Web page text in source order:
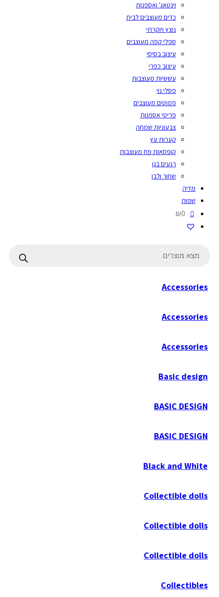
וינטאג' ואספנות
כדים מעוצבים לבית
נוצץ ויוקרתי
ספלי קפה מעוצבים
עיצוב בסיסי
עיצוב כפרי
עששיות מעוצבות
פסלי נוי
פמוטים מעוצבים
פריטי אספנות
צבעוניות שמחה
קערות עץ
קופסאות פח מעוצבות
רגעים בגן
שחור ולבן
מדיה
שפות
₪0
search
Accessories
Accessories
Accessories
Basic design
BASIC DESIGN
BASIC DESIGN
Black and White
Collectible dolls
Collectible dolls
Collectible dolls
Collectibles